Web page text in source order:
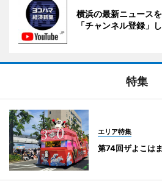
横浜の最新ニュース
「チャンネル登録」
特集
エリア特集
第74回ザよこは